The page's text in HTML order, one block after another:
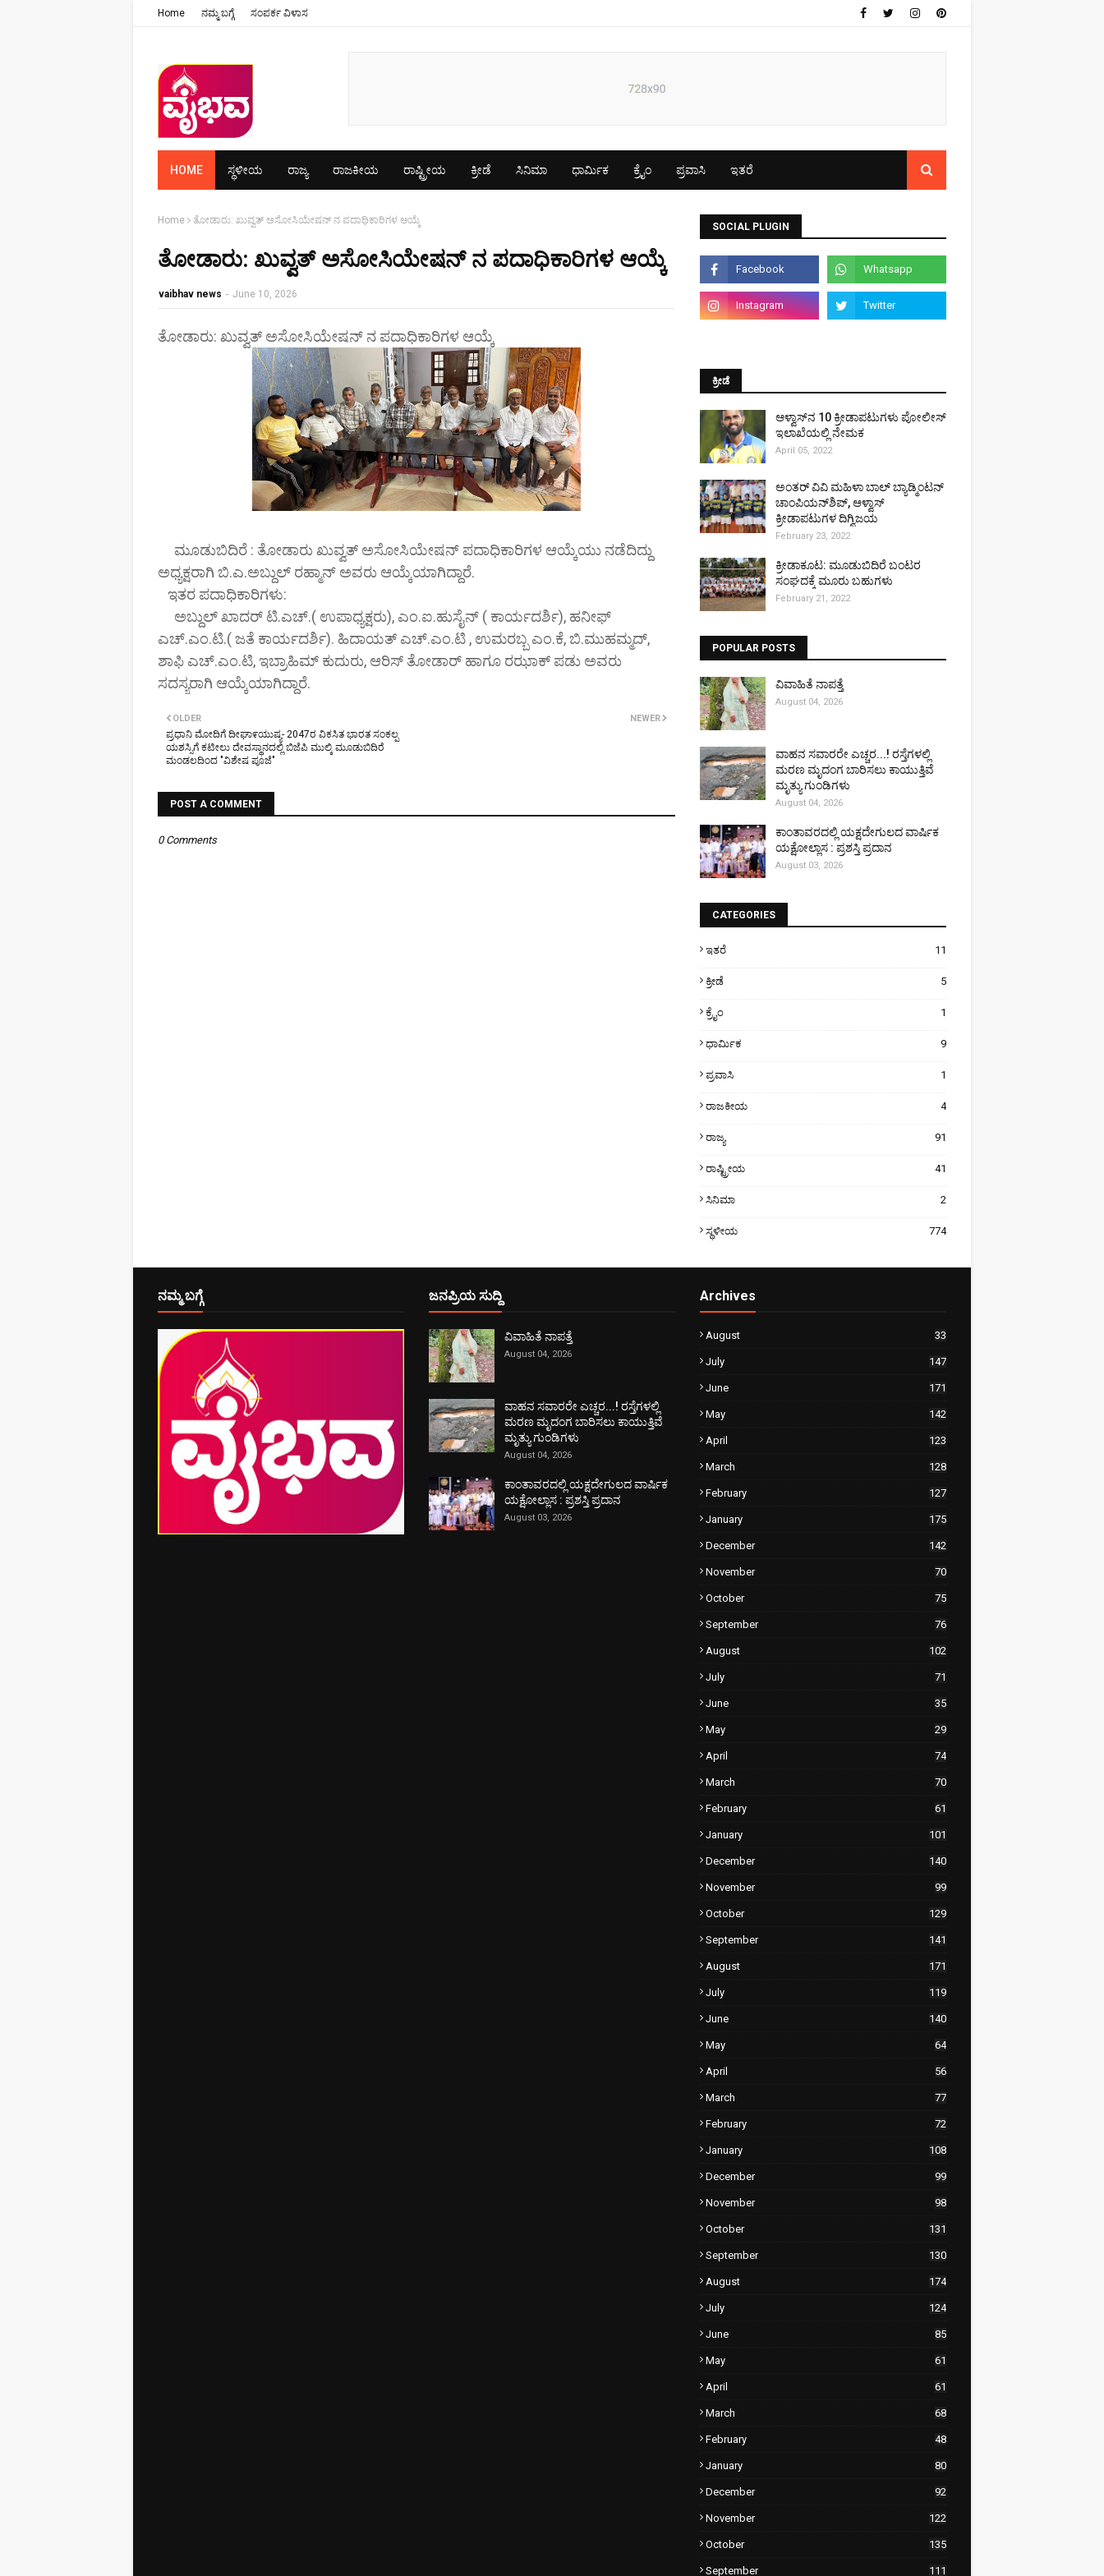
Home ನಮ್ಮ ಬಗ್ಗೆ ಸಂಪರ್ಕ ವಿಳಾಸ
HOME ಸ್ಥಳೀಯ ರಾಜ್ಯ ರಾಜಕೀಯ ರಾಷ್ಟ್ರೀಯ ಕ್ರೀಡೆ ಸಿನಿಮಾ ಧಾರ್ಮಿಕ ಕ್ರೈಂ ಪ್ರವಾಸಿ ಇತರೆ
Home ತೋಡಾರು: ಖುವ್ವತ್ ಅಸೋಸಿಯೇಷನ್ ನ ಪದಾಧಿಕಾರಿಗಳ ಆಯ್ಕೆ
ತೋಡಾರು: ಖುವ್ವತ್ ಅಸೋಸಿಯೇಷನ್ ನ ಪದಾಧಿಕಾರಿಗಳ ಆಯ್ಕೆ
vaibhav news - June 10, 2026
ತೋಡಾರು: ಖುವ್ವತ್ ಅಸೋಸಿಯೇಷನ್ ನ ಪದಾಧಿಕಾರಿಗಳ ಆಯ್ಕೆ
ಮೂಡುಬಿದಿರೆ : ತೋಡಾರು ಖುವ್ವತ್ ಅಸೋಸಿಯೇಷನ್ ಪದಾಧಿಕಾರಿಗಳ ಆಯ್ಕೆಯು ನಡೆದಿದ್ದು
ಅಧ್ಯಕ್ಷರಾಗಿ ಬಿ.ಎ.ಅಬ್ದುಲ್ ರಹ್ಮಾನ್ ಅವರು ಆಯ್ಕೆಯಾಗಿದ್ದಾರೆ.
ಇತರ ಪದಾಧಿಕಾರಿಗಳು:
ಅಬ್ದುಲ್ ಖಾದರ್ ಟಿ.ಎಚ್.( ಉಪಾಧ್ಯಕ್ಷರು), ಎಂ‌.ಐ.ಹುಸೈನ್ ( ಕಾರ್ಯದರ್ಶಿ), ಹನೀಫ್
ಎಚ್.ಎಂ.ಟಿ.( ಜತೆ ಕಾರ್ಯದರ್ಶಿ). ಹಿದಾಯತ್ ಎಚ್.ಎಂ.ಟಿ , ಉಮರಬ್ಬ ಎಂ.ಕೆ, ಬಿ.ಮುಹಮ್ಮದ್,
ಶಾಫಿ ಎಚ್.ಎಂ.ಟಿ, ಇಬ್ರಾಹಿಮ್ ಕುದುರು, ಆರಿಸ್ ತೋಡಾರ್ ಹಾಗೂ ರಝಾಕ್ ಪಡು ಅವರು
ಸದಸ್ಯರಾಗಿ ಆಯ್ಕೆಯಾಗಿದ್ದಾರೆ.
NEWER
OLDER
ಪ್ರಧಾನಿ ಮೋದಿಗೆ ದೀಘಾ೯ಯುಷ್ಯ- 2047ರ ವಿಕಸಿತ ಭಾರತ ಸಂಕಲ್ಪ
ಯಶಸ್ಸಿಗೆ ಕಟೀಲು ದೇವಸ್ಥಾನದಲ್ಲಿ ಬಿಜೆಪಿ ಮುಲ್ಕಿ ಮೂಡುಬಿದಿರೆ
ಮಂಡಲದಿಂದ "ವಿಶೇಷ ಪೂಜೆ"
POST A COMMENT
0 Comments
SOCIAL PLUGIN
ಕ್ರೀಡೆ
ಆಳ್ವಾಸ್‌ನ 10 ಕ್ರೀಡಾಪಟುಗಳು ಪೋಲೀಸ್
ಇಲಾಖೆಯಲ್ಲಿ ನೇಮಕ
April 05, 2022
ಅಂತರ್ ವಿವಿ ಮಹಿಳಾ ಬಾಲ್ ಬ್ಯಾಡ್ಮಿಂಟನ್
ಚಾಂಪಿಯನ್‌ಶಿಪ್, ಆಳ್ವಾಸ್
ಕ್ರೀಡಾಪಟುಗಳ ದಿಗ್ವಿಜಯ
February 23, 2022
ಕ್ರೀಡಾಕೂಟ: ಮೂಡುಬಿದಿರೆ ಬಂಟರ
ಸಂಘದಕ್ಕೆ ಮೂರು ಬಹುಗಳು
February 21, 2022
POPULAR POSTS
ವಿವಾಹಿತೆ ನಾಪತ್ತೆ
August 04, 2026
ವಾಹನ ಸವಾರರೇ ಎಚ್ಚರ...! ರಸ್ತೆಗಳಲ್ಲಿ
ಮರಣ ಮೃದಂಗ ಬಾರಿಸಲು ಕಾಯುತ್ತಿವೆ
ಮೃತ್ಯು ಗುಂಡಿಗಳು
August 04, 2026
ಕಾಂತಾವರದಲ್ಲಿ ಯಕ್ಷದೇಗುಲದ ವಾರ್ಷಿಕ
ಯಕ್ಷೋಲ್ಲಾಸ : ಪ್ರಶಸ್ತಿ ಪ್ರದಾನ
August 03, 2026
CATEGORIES
ಇತರೆ 11
ಕ್ರೀಡೆ 5
ಕ್ರೈಂ 1
ಧಾರ್ಮಿಕ 9
ಪ್ರವಾಸಿ 1
ರಾಜಕೀಯ 4
ರಾಜ್ಯ 91
ರಾಷ್ಟ್ರೀಯ 41
ಸಿನಿಮಾ 2
ಸ್ಥಳೀಯ 774
ನಮ್ಮ ಬಗ್ಗೆ ಜನಪ್ರಿಯ ಸುದ್ದಿ
ವಿವಾಹಿತೆ ನಾಪತ್ತೆ
August 04, 2026
ವಾಹನ ಸವಾರರೇ ಎಚ್ಚರ...! ರಸ್ತೆಗಳಲ್ಲಿ
ಮರಣ ಮೃದಂಗ ಬಾರಿಸಲು ಕಾಯುತ್ತಿವೆ
ಮೃತ್ಯು ಗುಂಡಿಗಳು
August 04, 2026
ಕಾಂತಾವರದಲ್ಲಿ ಯಕ್ಷದೇಗುಲದ ವಾರ್ಷಿಕ
ಯಕ್ಷೋಲ್ಲಾಸ : ಪ್ರಶಸ್ತಿ ಪ್ರದಾನ
August 03, 2026
Archives
August 33
July 147
June 171
May 142
April 123
March 128
February 127
January 175
December 142
November 70
October 75
September 76
August 102
July 71
June 35
May 29
April 74
March 70
February 61
January 101
December 140
November 99
October 129
September 141
August 171
July 119
June 140
May 64
April 56
March 77
February 72
January 108
December 99
November 98
October 131
September 130
August 174
July 124
June 85
May 61
April 61
March 68
February 48
January 80
December 92
November 122
October 135
September 111